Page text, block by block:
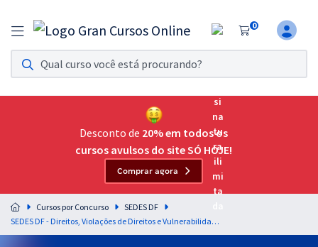
0
Assinatura Ilimitada 11
Acesso a todos os cursos. Teste grátis por 7 dias!
Assinatura OAB Até Passar
Acesso ilimitado a toda preparação para o Exame da
Residências Multiprofissionais
Preparação completa e intensiva para as principais
residências em saúde do Brasil
Desconto de 20% em todos os
cursos avulsos do site SÓ HOJE!
Comprar agora
Cursos por Concurso
SEDES DF
SEDES DF - Direitos, Violações de Direitos e Vulnerabilidades Sociais para o cargo de Especialista em Desenvolvimento e Assistência Social (EDAS) - Especialidade: Direito e Legislação (Cargo 403) - Professores Gran Concursos (Pós-Edital)